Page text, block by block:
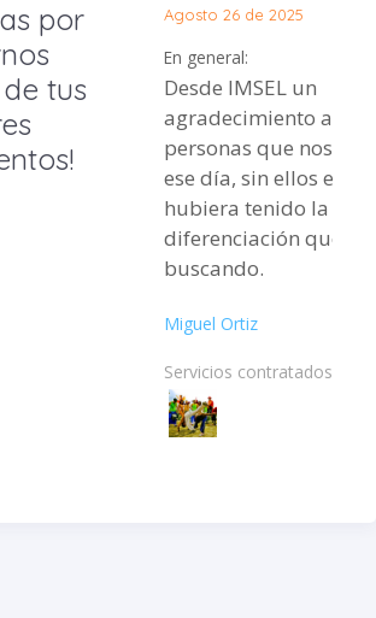
por
tus
Agosto 26 de 2025
En general:
Desde IMSEL un
agradecimiento a las
personas que nos
ese día, sin ellos el
hubiera tenido la
diferenciación que
buscando.
Miguel Ortiz
Servicios contratados: